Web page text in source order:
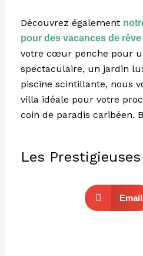
Découvrez également
pour des vacances de
votre cœur penche pour
spectaculaire, un jardin
piscine scintillante, nous
villa idéale pour votre
coin de paradis caribéen.
Les Prestigieuses
Email